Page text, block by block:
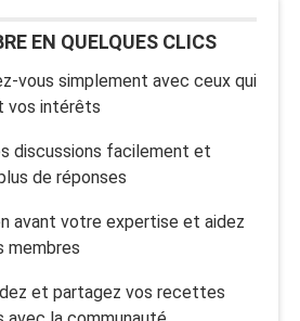
EN QUELQUES CLICS
vous simplement avec ceux qui
vos intérêts
discussions facilement et
de réponses
avant votre expertise et aidez
membres
et partagez vos recettes